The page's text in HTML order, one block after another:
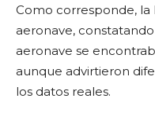
Como corresponde, la
aeronave,
aeronave se
aunque advirtieron
los datos reales.